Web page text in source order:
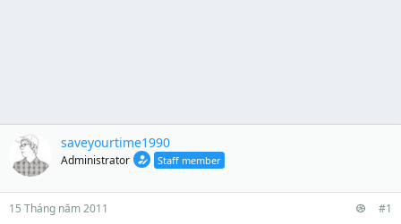
saveyourtime1990
Administrator Staff member
15 Tháng năm 2011 #1